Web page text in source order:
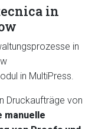
in
in
in MultiPress.
Druckaufträge von
manuelle